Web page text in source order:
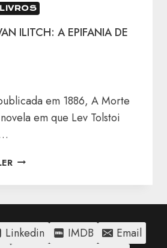
LIVROS
ILITCH: A EPIFANIA DE
em 1886, A Morte
em que Lev Tolstoi
A
DE
A
EPIFANIA
Linkedin IMDB
Email